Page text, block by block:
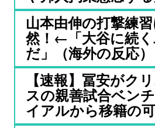
山本由伸の打撃練
然！←「大谷に続
だ」（海外の反応）
【速報】冨安がク
スの親善試合ベン
イアルから移籍の